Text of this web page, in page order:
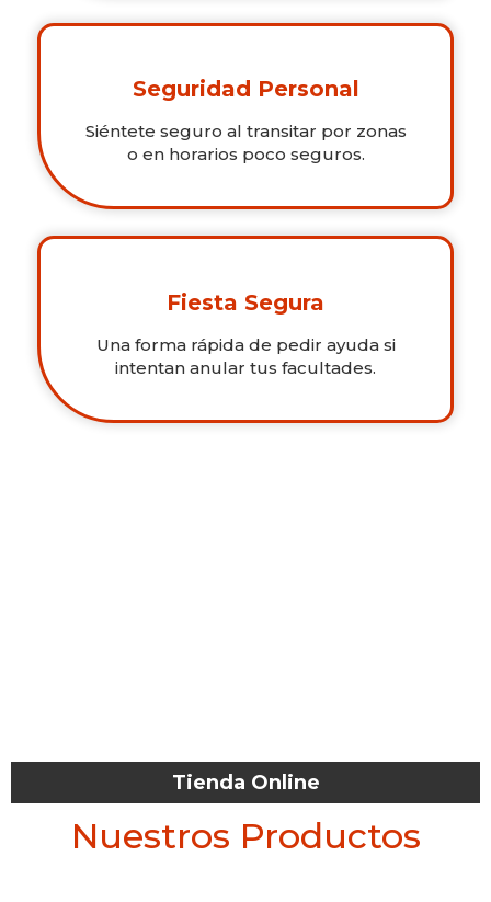
Seguridad Personal
Siéntete seguro al transitar por zonas
o en horarios poco seguros.
Fiesta Segura
Una forma rápida de pedir ayuda si
intentan anular tus facultades.
Tienda Online
Nuestros Productos